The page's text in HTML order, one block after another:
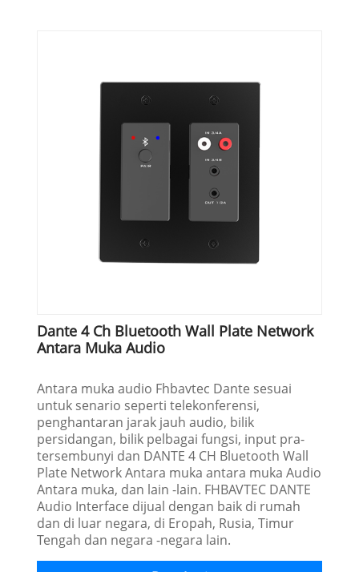
Dante 4 Ch Bluetooth Wall Plate Network
Antara Muka Audio
Antara muka audio Fhbavtec Dante sesuai
untuk senario seperti telekonferensi,
penghantaran jarak jauh audio, bilik
persidangan, bilik pelbagai fungsi, input pra-
tersembunyi dan DANTE 4 CH Bluetooth Wall
Plate Network Antara muka antara muka Audio
Antara muka, dan lain -lain. FHBAVTEC DANTE
Audio Interface dijual dengan baik di rumah
dan di luar negara, di Eropah, Rusia, Timur
Tengah dan negara -negara lain.